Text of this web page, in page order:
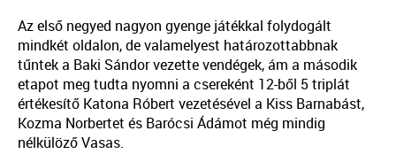
Az első negyed nagyon gyenge játékkal folydogált
mindkét oldalon, de valamelyest határozottabbnak
tűntek a Baki Sándor vezette vendégek, ám a második
etapot meg tudta nyomni a csereként 12-ből 5 triplát
értékesítő Katona Róbert vezetésével a Kiss Barnabást,
Kozma Norbertet és Barócsi Ádámot még mindig
nélkülöző Vasas.